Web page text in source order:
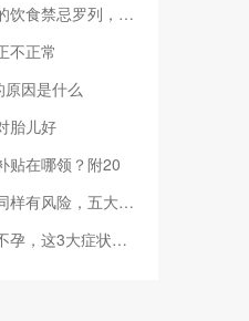
忌罗列，可否喝咖
不正常
因是什么
胎儿好
贴在哪领？附20
风险，五大危害已罗
这3大症状可判断